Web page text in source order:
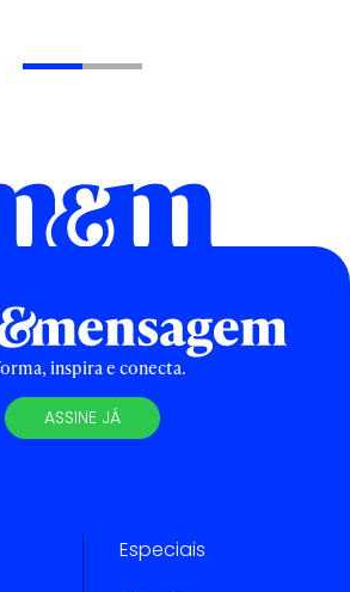
inspira e conecta.
ASSINE JÁ
Especiais